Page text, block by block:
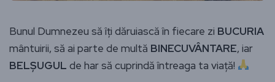
Bunul Dumnezeu să îți dăruiască în fiecare zi BUCURIA
mântuirii, să ai parte de multă BINECUVÂNTARE, iar
BELȘUGUL de har să cuprindă întreaga ta viață!